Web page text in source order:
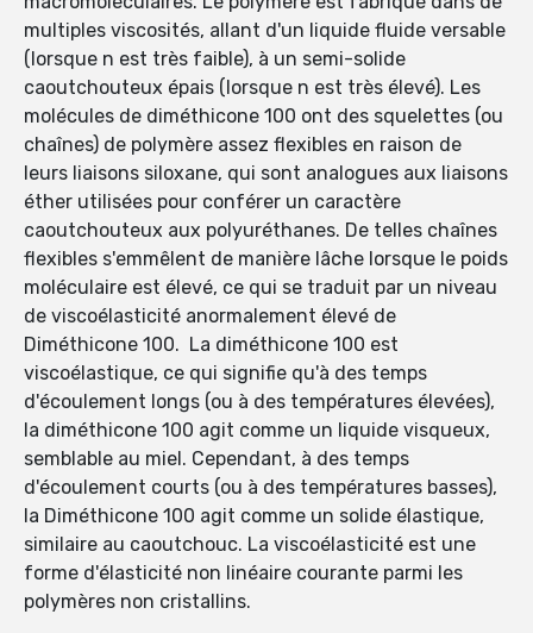
multiples viscosités, allant d'un liquide fluide versable
(lorsque n est très faible), à ​​un semi-solide
caoutchouteux épais (lorsque n est très élevé). Les
molécules de diméthicone 100 ont des squelettes (ou
chaînes) de polymère assez flexibles en raison de
leurs liaisons siloxane, qui sont analogues aux liaisons
éther utilisées pour conférer un caractère
caoutchouteux aux polyuréthanes. De telles chaînes
flexibles s'emmêlent de manière lâche lorsque le poids
moléculaire est élevé, ce qui se traduit par un niveau
de viscoélasticité anormalement élevé de
Diméthicone 100. La diméthicone 100 est
viscoélastique, ce qui signifie qu'à des temps
d'écoulement longs (ou à des températures élevées),
la diméthicone 100 agit comme un liquide visqueux,
semblable au miel. Cependant, à des temps
d'écoulement courts (ou à des températures basses),
la Diméthicone 100 agit comme un solide élastique,
similaire au caoutchouc. La viscoélasticité est une
forme d'élasticité non linéaire courante parmi les
polymères non cristallins.